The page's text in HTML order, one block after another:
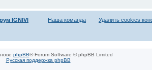
IGNIVI Удалить cookies
Наша команда
phpBB® Forum Software © phpBB Limited
Русская поддержка phpBB